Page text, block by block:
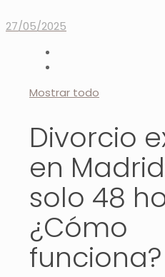
27/05/2025
Mostrar todo
Divorcio
en
solo 48
¿Cómo
funciona?